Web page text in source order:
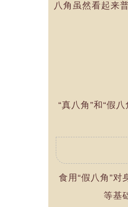
八角虽然看起来
“真八角”和“假
食用“假八角”
等基